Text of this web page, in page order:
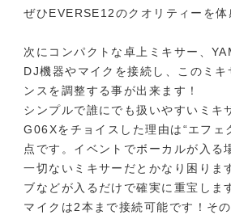
ぜひEVERSE12のクオリティーを体
次にコンパクトな卓上ミキサー、
DJ機器やマイクを接続し、このミキ
ンスを調整する事が出来ます！
シンプルで誰にでも扱いやすいミキ
G06Xをチョイスした理由は“エフェ
点です。イベントでボーカルが入る
一切ないミキサーだとかなり困りま
ブなどが入るだけで確実に重宝しま
マイクは2本まで接続可能です！そ